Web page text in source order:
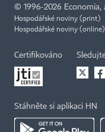
© 1996-2026 Economia,
Hospodářské noviny (print)
Hospodářské noviny
Certifikováno
Stáhněte si aplikaci HN